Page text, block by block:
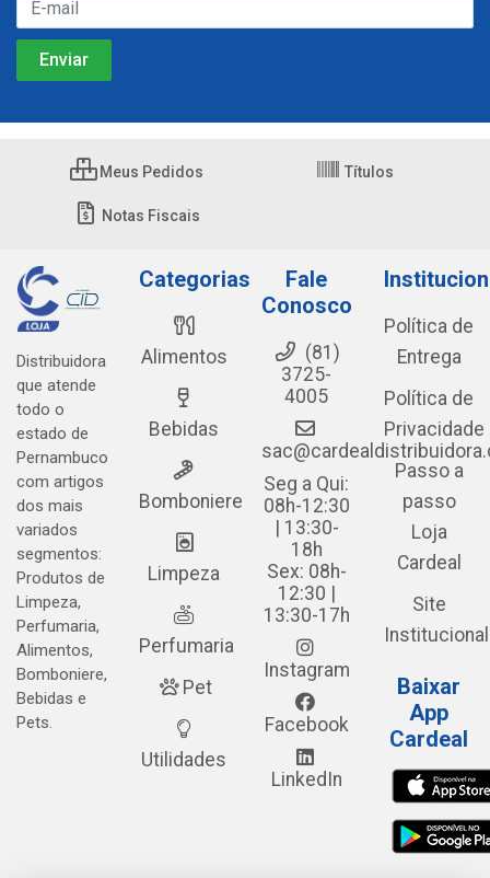
Meus Pedidos Títulos
Notas Fiscais
Distribuidora
que atende
todo o
estado de
Pernambuco
com artigos
dos mais
variados
segmentos:
Produtos de
Limpeza,
Perfumaria,
Alimentos,
Bomboniere,
Bebidas e
Pets.
Categorias
Alimentos
Bebidas
Bomboniere
Limpeza
Perfumaria
Pet
Utilidades
Fale
Conosco
(81)
3725-
4005
Seg a Qui:
08h-12:30
| 13:30-
18h
Sex: 08h-
12:30 |
13:30-17h
Instagram
Facebook
LinkedIn
Política de
Entrega
Política de
Privacidade
Passo a
passo
Loja
Cardeal
Site
Institucional
Baixar
App
Cardeal